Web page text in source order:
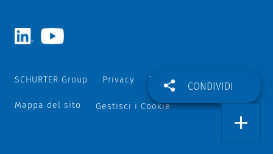
CONDIVIDI
SCHURTER Group Privacy Termini e Condizioni
Mappa del sito Gestisci i Cookie